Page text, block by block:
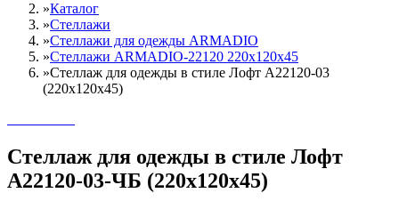
»Каталог
»Стеллажи
»Cтеллажи для одежды ARMADIO
»Стеллажи ARMADIO-22120 220х120х45
»Стеллаж для одежды в стиле Лофт A22120-03
(220х120х45)
Стеллаж для одежды в стиле Лофт
A22120-03-ЧБ (220х120х45)